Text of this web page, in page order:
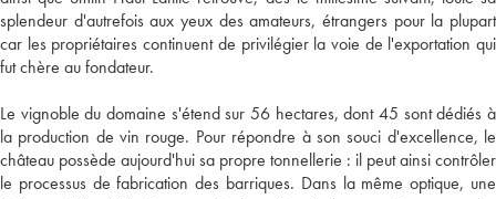
splendeur d'autrefois aux yeux des amateurs, étrangers pour la plupart
car les propriétaires continuent de privilégier la voie de l'exportation qui
fut chère au fondateur.
Le vignoble du domaine s'étend sur 56 hectares, dont 45 sont dédiés à
la production de vin rouge. Pour répondre à son souci d'excellence, le
château possède aujourd'hui sa propre tonnellerie : il peut ainsi contrôler
le processus de fabrication des barriques. Dans la même optique, une